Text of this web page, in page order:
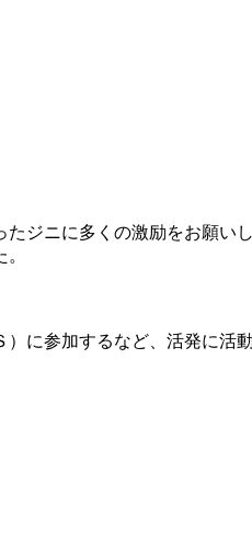
ジニに多くの激励をお願い
に参加するなど、活発に活動